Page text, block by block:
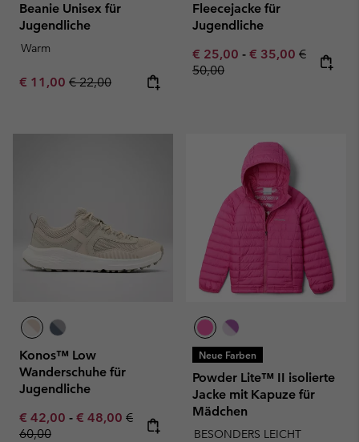
Beanie Unisex für
Jugendliche
Warm
Sale price:
€ 11,00 Regular price:
€ 22,00
Fleecejacke für
Jugendliche
Minimum sale price:
€ 25,00 - Maximum sale
€ 35,00 Regular
€
50,00
Konos™ Low
Wanderschuhe für
Jugendliche
Minimum sale price:
€ 42,00 - Maximum sale price:
€ 48,00 Regular price:
€
60,00
Neue Farben
Powder Lite™ II isolierte
Jacke mit Kapuze für
Mädchen
BESONDERS LEICHT